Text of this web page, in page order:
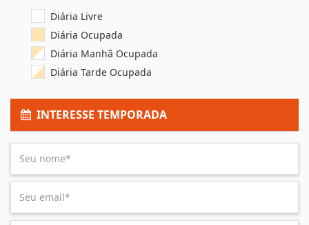
Diária Livre
Diária Ocupada
Diária Manhã Ocupada
Diária Tarde Ocupada
INTERESSE TEMPORADA